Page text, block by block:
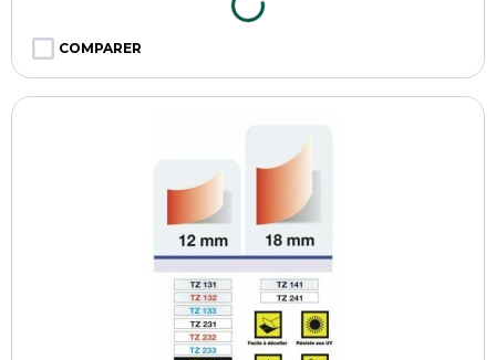
COMPARER